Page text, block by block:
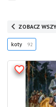
ZOBACZ
koty 92